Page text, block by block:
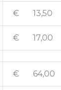
€ 13,50
€ 17,00
€ 64,00